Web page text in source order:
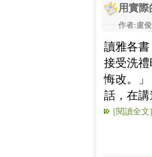
用實際
作者:盧
讀雅各
接受洗
悔改。
話，在
[閱讀全文]